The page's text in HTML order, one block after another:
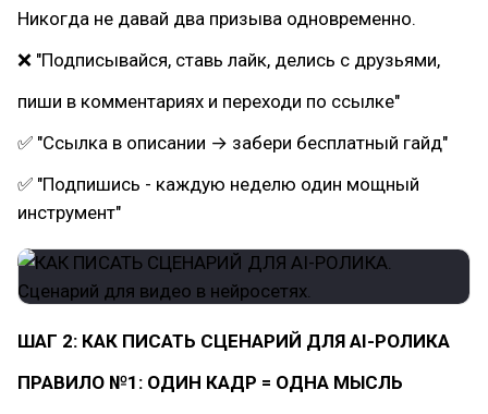
Никогда не давай два призыва одновременно.
❌ "Подписывайся, ставь лайк, делись с друзьями,
пиши в комментариях и переходи по ссылке"
✅ "Ссылка в описании → забери бесплатный гайд"
✅ "Подпишись - каждую неделю один мощный
инструмент"
ШАГ 2: КАК ПИСАТЬ СЦЕНАРИЙ ДЛЯ AI-РОЛИКА
ПРАВИЛО №1: ОДИН КАДР = ОДНА МЫСЛЬ